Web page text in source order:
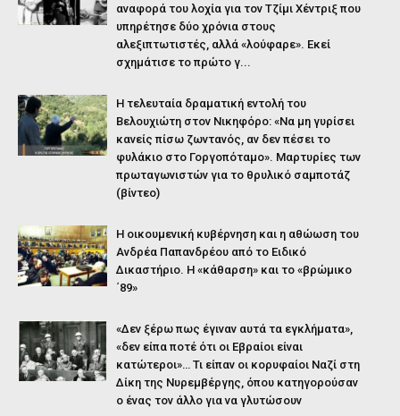
αναφορά του λοχία για τον Τζίμι Χέντριξ που
υπηρέτησε δύο χρόνια στους
αλεξιπτωτιστές, αλλά «λούφαρε». Εκεί
σχημάτισε το πρώτο γ...
Η τελευταία δραματική εντολή του
Βελουχιώτη στον Νικηφόρο: «Να μη γυρίσει
κανείς πίσω ζωντανός, αν δεν πέσει το
φυλάκιο στο Γοργοπόταμο». Μαρτυρίες των
πρωταγωνιστών για το θρυλικό σαμποτάζ
(βίντεο)
Η οικουμενική κυβέρνηση και η αθώωση του
Ανδρέα Παπανδρέου από το Ειδικό
Δικαστήριο. Η «κάθαρση» και το «βρώμικο
΄89»
«Δεν ξέρω πως έγιναν αυτά τα εγκλήματα»,
«δεν είπα ποτέ ότι οι Εβραίοι είναι
κατώτεροι»… Τι είπαν οι κορυφαίοι Ναζί στη
Δίκη της Νυρεμβέργης, όπου κατηγορούσαν
ο ένας τον άλλο για να γλυτώσουν